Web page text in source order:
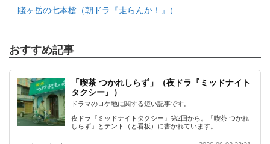
賤ヶ岳の七本槍（朝ドラ『走らんか！』）
おすすめ記事
「喫茶 つかれしらず」（夜ドラ『ミッドナイト
タクシー』）
ドラマのロケ地に関する短い記事です。
夜ドラ『ミッドナイトタクシー』第2回から。「喫茶 つかれ
しらず」とテント（と看板）に書かれています。…